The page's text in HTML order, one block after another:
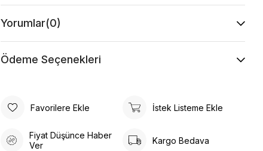
Yorumlar(0)
Ödeme Seçenekleri
Favorilere Ekle İstek Listeme Ekle
Fiyat Düşünce Haber
Ver
Kargo Bedava